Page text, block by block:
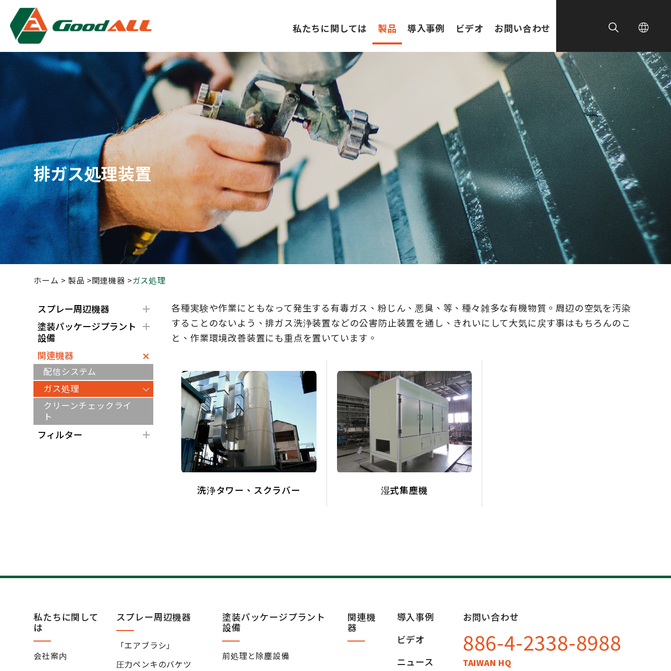
私たちに関しては 製品 導入事例 ビデオ お問い合わせ
排ガス処理装置
ホーム 製品 関連機器 ガス処理
スプレー周辺機器
塗装パッケージプラント
設備
関連機器
配信システム
ガス処理
クリーンチェックライ
ト
フィルター
各種実験や作業にともなって発生する有毒ガス、粉じん、悪臭、等、種々雑多な有機物質。周辺の空気を汚染
することのないよう、排ガス洗浄装置などの公害防止装置を通し、きれいにして大気に戻す事はもちろんのこ
と、作業環境改善装置にも重点を置いています。
洗浄タワー、スクラバー 湿式集塵機
私たちに関して
は
会社案内
スプレー周辺機器
「エアブラシ」
圧力ペンキのバケツ
塗装パッケージプラント
設備
前処理と除塵設備
関連機
器
導入事例
ビデオ
ニュース
お問い合わせ
886-4-2338-8988
TAIWAN HQ
クッキー利用の管理について